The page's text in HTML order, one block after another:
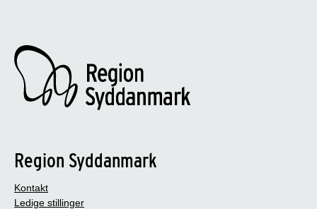
Region Syddanmark
Kontakt
Ledige stillinger